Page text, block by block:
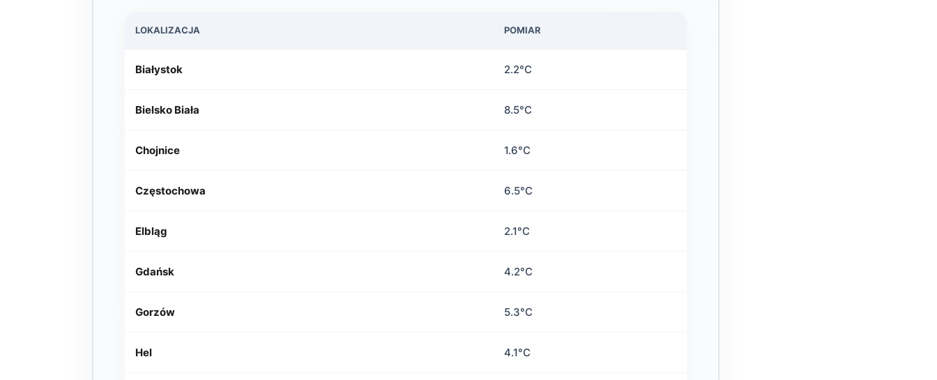
LOKALIZACJA POMIAR
Białystok 2.2°C
Bielsko Biała 8.5°C
Chojnice 1.6°C
Częstochowa 6.5°C
Elbląg 2.1°C
Gdańsk 4.2°C
Gorzów 5.3°C
Hel 4.1°C